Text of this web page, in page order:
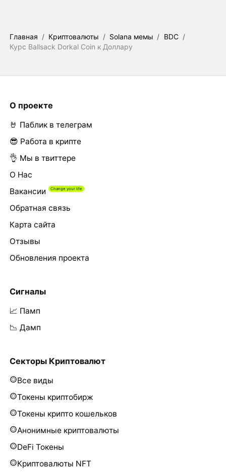
Главная / Криптовалюты / Solana мемы / BDC /
Курс Ballsack Dorkal Coin к Доллару
О проекте
🤘 Паблик в телеграм
😎 Работа в крипте
👌 Мы в твиттере
О Нас
Вакансии
Обратная связь
Карта сайта
Отзывы
Обновления проекта
Сигналы
📈 Памп
📉 Дамп
Секторы Криптовалют
Все виды
Токены криптобирж
Токены крипто кошельков
Анонимные криптовалюты
DeFi Токены
Криптовалюты NFT